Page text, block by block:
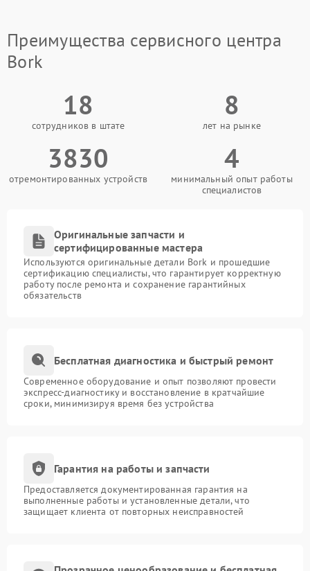
Преимущества сервисного центра
Bork
18
сотрудников в штате
8
лет на рынке
3830
отремонтированных устройств
4
минимальный опыт работы
специалистов
Оригинальные запчасти и
сертифицированные мастера
Используются оригинальные детали Bork и прошедшие
сертификацию специалисты, что гарантирует корректную
работу после ремонта и сохранение гарантийных
обязательств
Бесплатная диагностика и быстрый ремонт
Современное оборудование и опыт позволяют провести
экспресс-диагностику и восстановление в кратчайшие
сроки, минимизируя время без устройства
Гарантия на работы и запчасти
Предоставляется документированная гарантия на
выполненные работы и установленные детали, что
защищает клиента от повторных неисправностей